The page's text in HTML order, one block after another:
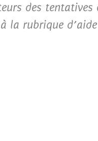
des tentatives
la rubrique